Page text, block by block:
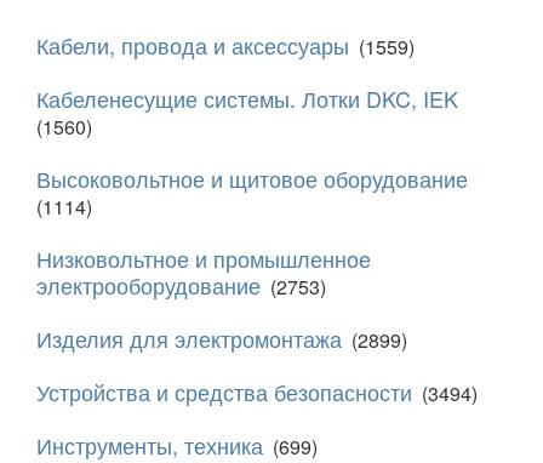
Кабели, провода и аксессуары (1559)
Кабеленесущие системы. Лотки DKC, IEK
(1560)
Высоковольтное и щитовое оборудование
(1114)
Низковольтное и промышленное
электрооборудование (2753)
Изделия для электромонтажа (2899)
Устройства и средства безопасности (3494)
Инструменты, техника (699)